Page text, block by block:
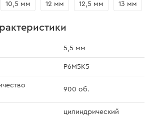
10,5 мм 12 мм 12,5 мм 13 мм
5,5 мм
P6M5K5
900 об.
цилиндрический